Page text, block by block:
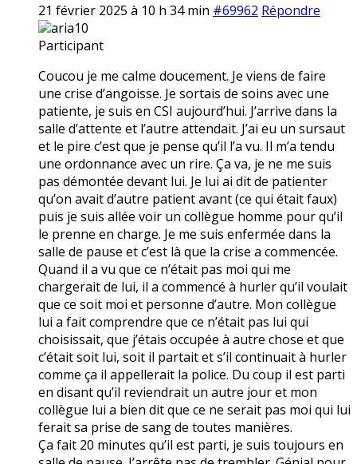
21 février 2025 à 10 h 34 min #69962 Répondre
aria10
Participant
Coucou je me calme doucement. Je viens de faire
une crise d’angoisse. Je sortais de soins avec une
patiente, je suis en CSI aujourd’hui. J’arrive dans la
salle d’attente et l’autre attendait. J’ai eu un sursaut
et le pire c’est que je pense qu’il l’a vu. Il m’a tendu
une ordonnance avec un rire. Ça va, je ne me suis
pas démontée devant lui. Je lui ai dit de patienter
qu’on avait d’autre patient avant (ce qui était faux)
puis je suis allée voir un collègue homme pour qu’il
le prenne en charge. Je me suis enfermée dans la
salle de pause et c’est là que la crise a commencée.
Quand il a vu que ce n’était pas moi qui me
chargerait de lui, il a commencé à hurler qu’il voulait
que ce soit moi et personne d’autre. Mon collègue
lui a fait comprendre que ce n’était pas lui qui
choisissait, que j’étais occupée à autre chose et que
c’était soit lui, soit il partait et s’il continuait à hurler
comme ça il appellerait la police. Du coup il est parti
en disant qu’il reviendrait un autre jour et mon
collègue lui a bien dit que ce ne serait pas moi qui lui
ferait sa prise de sang de toutes manières.
Ça fait 20 minutes qu’il est parti, je suis toujours en